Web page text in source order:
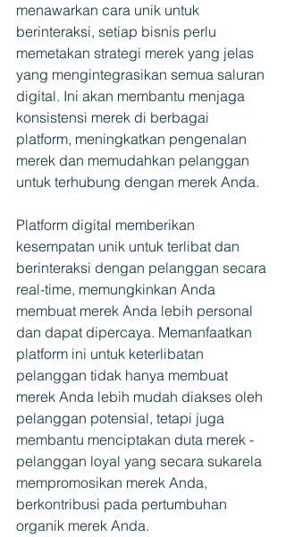
menawarkan cara unik untuk
berinteraksi, setiap bisnis perlu
memetakan strategi merek yang jelas
yang mengintegrasikan semua saluran
digital. Ini akan membantu menjaga
konsistensi merek di berbagai
platform, meningkatkan pengenalan
merek dan memudahkan pelanggan
untuk terhubung dengan merek Anda.
Platform digital memberikan
kesempatan unik untuk terlibat dan
berinteraksi dengan pelanggan secara
real-time, memungkinkan Anda
membuat merek Anda lebih personal
dan dapat dipercaya. Memanfaatkan
platform ini untuk keterlibatan
pelanggan tidak hanya membuat
merek Anda lebih mudah diakses oleh
pelanggan potensial, tetapi juga
membantu menciptakan duta merek -
pelanggan loyal yang secara sukarela
mempromosikan merek Anda,
berkontribusi pada pertumbuhan
organik merek Anda.